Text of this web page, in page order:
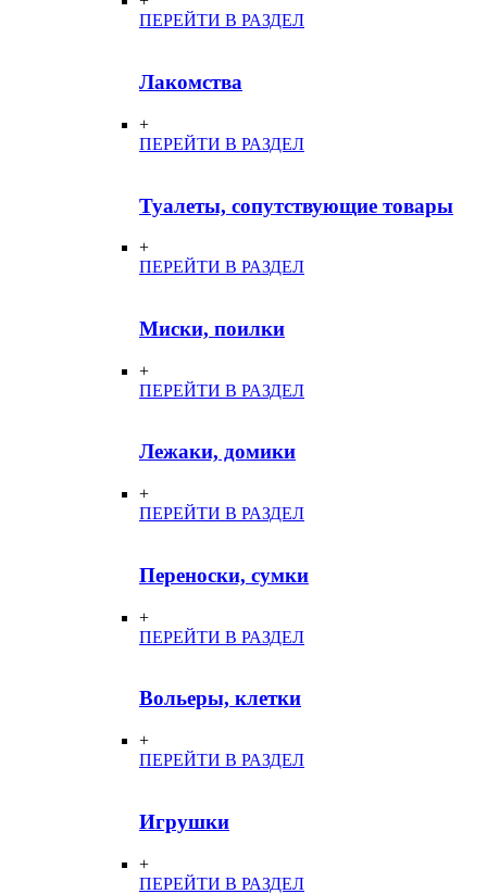
ПЕРЕЙТИ В РАЗДЕЛ
Лакомства
+
ПЕРЕЙТИ В РАЗДЕЛ
Туалеты, сопутствующие товары
+
ПЕРЕЙТИ В РАЗДЕЛ
Миски, поилки
+
ПЕРЕЙТИ В РАЗДЕЛ
Лежаки, домики
+
ПЕРЕЙТИ В РАЗДЕЛ
Переноски, сумки
+
ПЕРЕЙТИ В РАЗДЕЛ
Вольеры, клетки
+
ПЕРЕЙТИ В РАЗДЕЛ
Игрушки
+
ПЕРЕЙТИ В РАЗДЕЛ